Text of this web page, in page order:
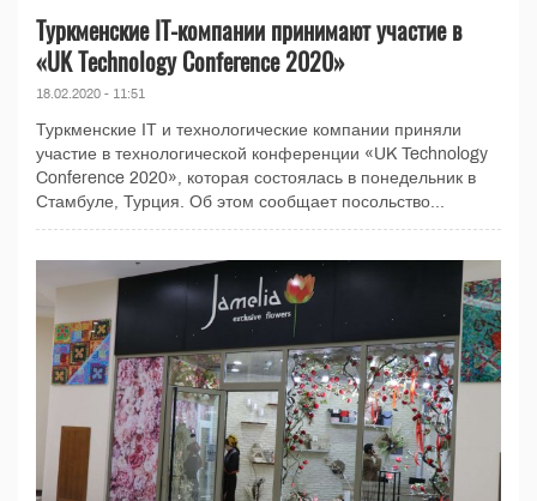
Туркменские IT-компании принимают участие в
«UK Technology Conference 2020»
18.02.2020 - 11:51
Туркменские IT и технологические компании приняли
участие в технологической конференции «UK Technology
Conference 2020», которая состоялась в понедельник в
Стамбуле, Турция. Об этом сообщает посольство...